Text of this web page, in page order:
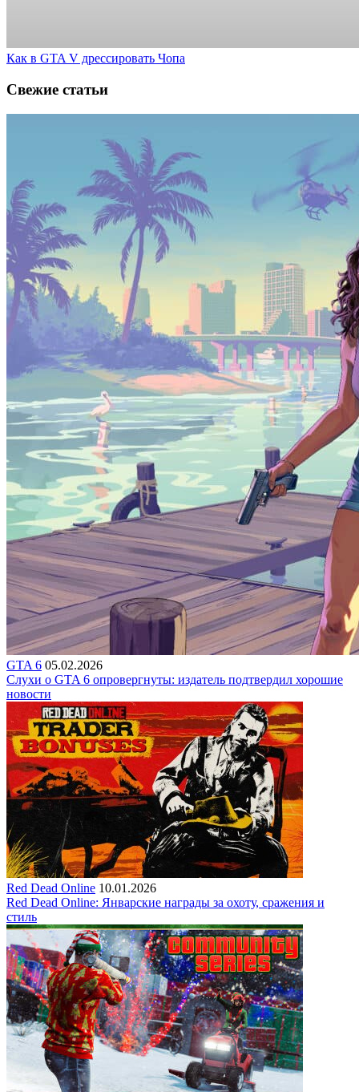
Как в GTA V дрессировать Чопа
Свежие статьи
GTA 6 05.02.2026
Слухи о GTA 6 опровергнуты: издатель подтвердил хорошие
новости
Red Dead Online 10.01.2026
Red Dead Online: Январские награды за охоту, сражения и
стиль